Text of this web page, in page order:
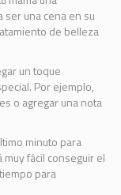
una cena en su
de belleza
un toque
Por ejemplo,
o agregar una nota
minuto para
muy fácil conseguir el
para